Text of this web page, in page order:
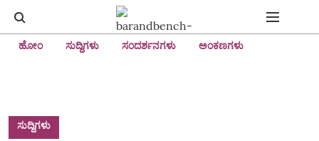
ಹೋಂ ಸುದ್ದಿಗಳು ಸಂದರ್ಶನಗಳು ಅಂಕಣಗಳು
ಸುದ್ದಿಗಳು